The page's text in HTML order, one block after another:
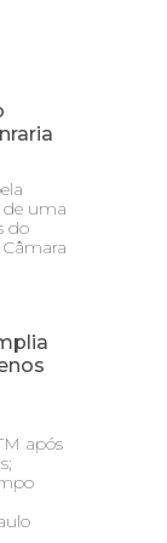
de uma
do
após